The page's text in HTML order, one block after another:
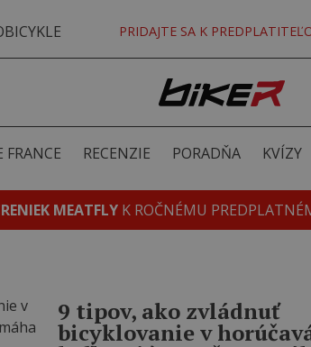
PRIDAJTE SA K
FRANCE RECENZIE PORADŇA KVÍZY
MEATFLY K ROČNÉMU
9 tipov, ako zvládnuť
bicyklovanie v